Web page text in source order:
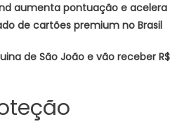
aumenta pontuação e acelera
de cartões premium no Brasil
de São João e vão receber R$